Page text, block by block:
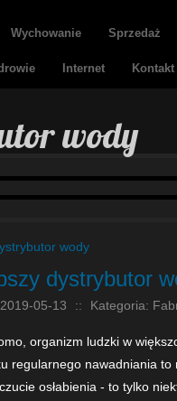
Wychowanie Sprzedaż
Internet Kontakt
wody
wody
dystrybutor
05-13 :: Kategoria:
organizm ludzki w
regularnego nawadniania to
osłabienia - to tylko